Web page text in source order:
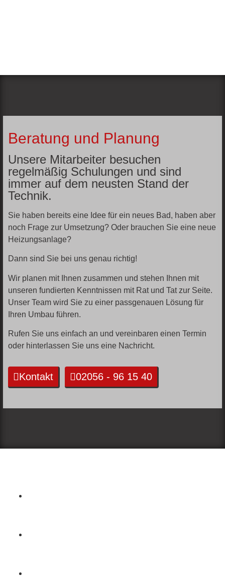
Beratung und Planung
Unsere Mitarbeiter besuchen
regelmäßig Schulungen und sind
immer auf dem neusten Stand der
Technik.
Sie haben bereits eine Idee für ein neues Bad, haben aber
noch Frage zur Umsetzung? Oder brauchen Sie eine neue
Heizungsanlage?
Dann sind Sie bei uns genau richtig!
Wir planen mit Ihnen zusammen und stehen Ihnen mit
unseren fundierten Kenntnissen mit Rat und Tat zur Seite.
Unser Team wird Sie zu einer passgenauen Lösung für
Ihren Umbau führen.
Rufen Sie uns einfach an und vereinbaren einen Termin
oder hinterlassen Sie uns eine Nachricht.
Kontakt 02056 - 96 15 40